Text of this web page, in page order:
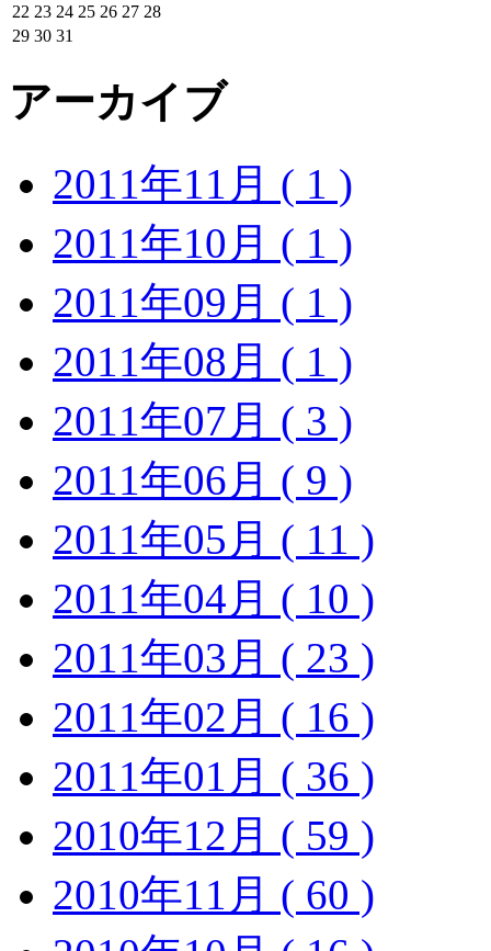
22 23 24 25 26 27 28
29 30 31
アーカイブ
2011年11月 ( 1 )
2011年10月 ( 1 )
2011年09月 ( 1 )
2011年08月 ( 1 )
2011年07月 ( 3 )
2011年06月 ( 9 )
2011年05月 ( 11 )
2011年04月 ( 10 )
2011年03月 ( 23 )
2011年02月 ( 16 )
2011年01月 ( 36 )
2010年12月 ( 59 )
2010年11月 ( 60 )